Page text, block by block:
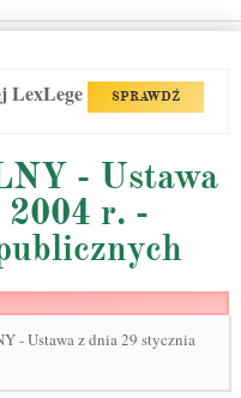
LexLege SPRAWDŹ
- Ustawa
2004 r. -
- Ustawa z dnia 29 stycznia